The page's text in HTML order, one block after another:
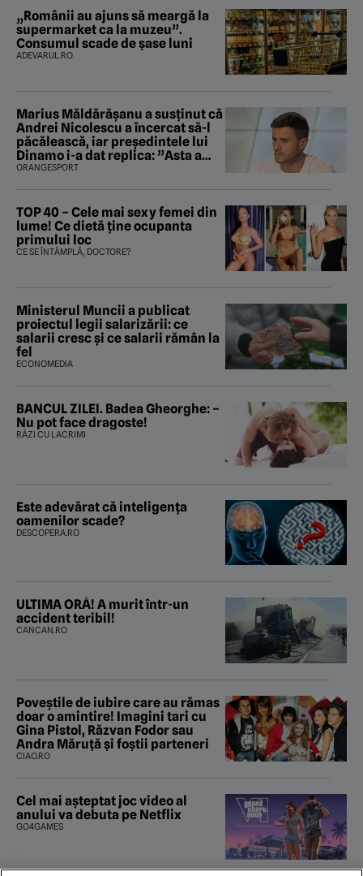
„Românii au ajuns să meargă la
supermarket ca la muzeu”.
Consumul scade de șase luni
ADEVARUL.RO
Marius Măldărăşanu a susţinut că
Andrei Nicolescu a încercat să-l
păcălească, iar preşedintele lui
Dinamo i-a dat replica: ”Asta a
fost istoria”
ORANGESPORT
TOP 40 – Cele mai sexy femei din
lume! Ce dietă ține ocupanta
primului loc
CE SE ÎNTÂMPLĂ, DOCTORE?
Ministerul Muncii a publicat
proiectul legii salarizării: ce
salarii cresc și ce salarii rămân la
fel
ECONOMEDIA
BANCUL ZILEI. Badea Gheorghe: –
Nu pot face dragoste!
RÂZI CU LACRIMI
Este adevărat că inteligența
oamenilor scade?
DESCOPERA.RO
ULTIMA ORĂ! A murit într-un
accident teribil!
CANCAN.RO
Poveştile de iubire care au rămas
doar o amintire! Imagini tari cu
Gina Pistol, Răzvan Fodor sau
Andra Măruţă şi foştii parteneri
CIAO.RO
Cel mai așteptat joc video al
anului va debuta pe Netflix
GO4GAMES